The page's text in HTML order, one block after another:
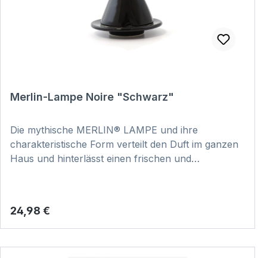
Merlin-Lampe Noire "Schwarz"
Die mythische MERLIN® LAMPE und ihre
charakteristische Form verteilt den Duft im ganzen
Haus und hinterlässt einen frischen und
VIDEO
Regulärer Preis:
24,98 €